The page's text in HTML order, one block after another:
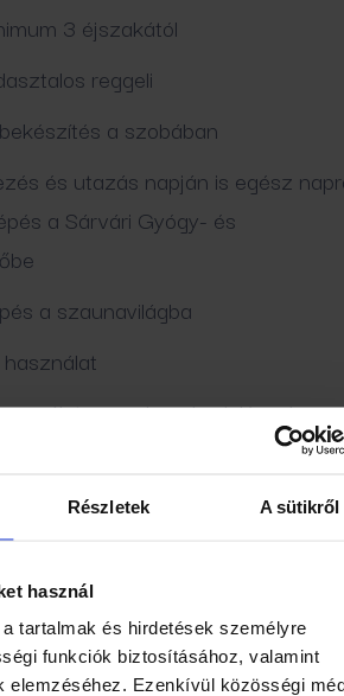
Részletek A sütikről
használ
tartalmak és hirdetések személyre
funkciók biztosításához, valamint
elemzéséhez. Ezenkívül közösségi
3 éjszakától
reggeli
a szobában
és utazás napján is egész
a Sárvári Gyógy- és
a szaunavilágba
vagy1 szabadulószoba a
kerékpárhasználat (2 óra)
törölközőhasználat
WiFi
2026.06.19.–08.30. között